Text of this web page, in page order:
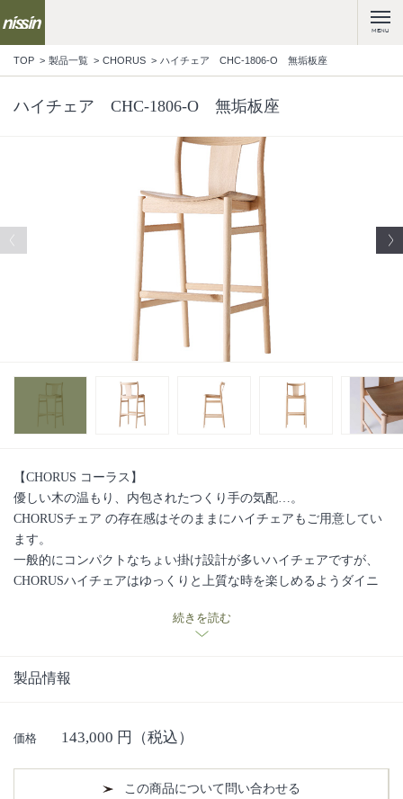
MENU
TOP 製品一覧 CHORUS ハイチェア CHC-1806-O 無垢板座
ハイチェア CHC-1806-O 無垢板座
【CHORUS コーラス】
優しい木の温もり、内包されたつくり手の気配…。
CHORUSチェア の存在感はそのままにハイチェアもご用意してい
ます。
一般的にコンパクトなちょい掛け設計が多いハイチェアですが、
CHORUSハイチェアはゆっくりと上質な時を楽しめるようダイニ
た、目線の高さに近く視界に入りやすいハイチェアはバックスタ
る人の背中を優しくサポートします。各所に曲げ木を用いること
座面は無垢板座仕様と布・本革張り込み仕様をご用意していま
す。
オーク・ブラックウォールナットの2樹種対応
続きを読む
製品情報
価格 143,000 円（税込）
この商品について問い合わせる